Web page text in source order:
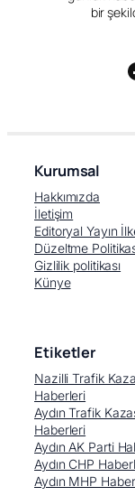
Facebook
bir
Kurumsal
Hakkımızda
İletişim
Editoryal Yayın
Düzeltme
Gizlilik politikası
Künye
Etiketler
Nazilli Trafik
Haberleri
Aydın Trafik
Haberleri
Aydın AK Parti
Aydın CHP
Aydın MHP